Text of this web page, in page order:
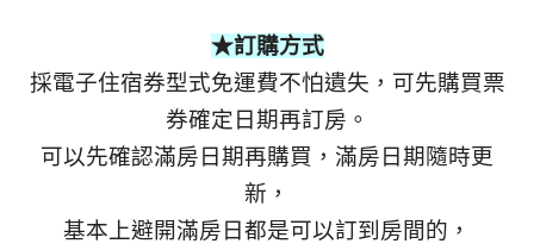
★訂購方式
採電子住宿券型式免運費不怕遺失，可先購買票
券確定日期再訂房。
可以先確認滿房日期再購買，滿房日期隨時更
新，
基本上避開滿房日都是可以訂到房間的，